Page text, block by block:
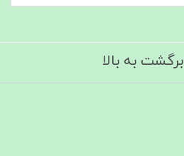
برگشت به بالا